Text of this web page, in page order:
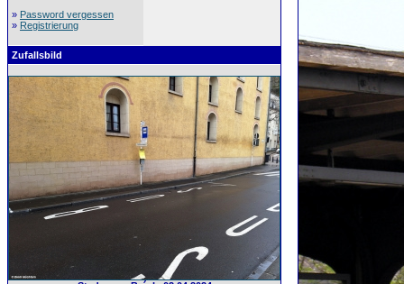
» Password vergessen
» Registrierung
Zufallsbild